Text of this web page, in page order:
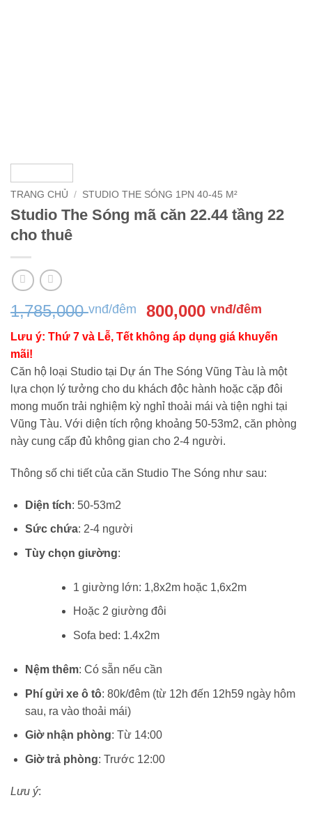
TRANG CHỦ / STUDIO THE SÓNG 1PN 40-45 M²
Studio The Sóng mã căn 22.44 tầng 22
cho thuê
1,785,000vnđ/đêm
Giá
gốc
là:
đêm.
800,000vnđ/đêm
hiện
tại
đêm.
Lưu ý: Thứ 7 và Lễ, Tết không áp dụng giá khuyến
mãi!
Căn hộ loại Studio tại Dự án The Sóng Vũng Tàu là một
lựa chọn lý tưởng cho du khách độc hành hoặc cặp đôi
mong muốn trải nghiệm kỳ nghỉ thoải mái và tiện nghi tại
Vũng Tàu. Với diện tích rộng khoảng 50-53m2, căn phòng
này cung cấp đủ không gian cho 2-4 người.
Thông số chi tiết của căn Studio The Sóng như sau:
Diện tích: 50-53m2
Sức chứa: 2-4 người
Tùy chọn giường:
1 giường lớn: 1,8x2m hoặc 1,6x2m
Hoặc 2 giường đôi
Sofa bed: 1.4x2m
Nệm thêm: Có sẵn nếu cần
Phí gửi xe ô tô: 80k/đêm (từ 12h đến 12h59 ngày hôm
sau, ra vào thoải mái)
Giờ nhận phòng: Từ 14:00
Giờ trả phòng: Trước 12:00
Lưu ý: